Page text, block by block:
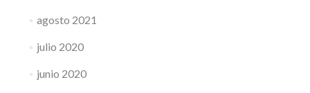
agosto 2021
julio 2020
junio 2020